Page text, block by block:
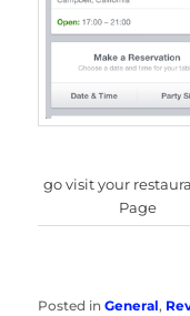
go visit your
Page
Posted in General,